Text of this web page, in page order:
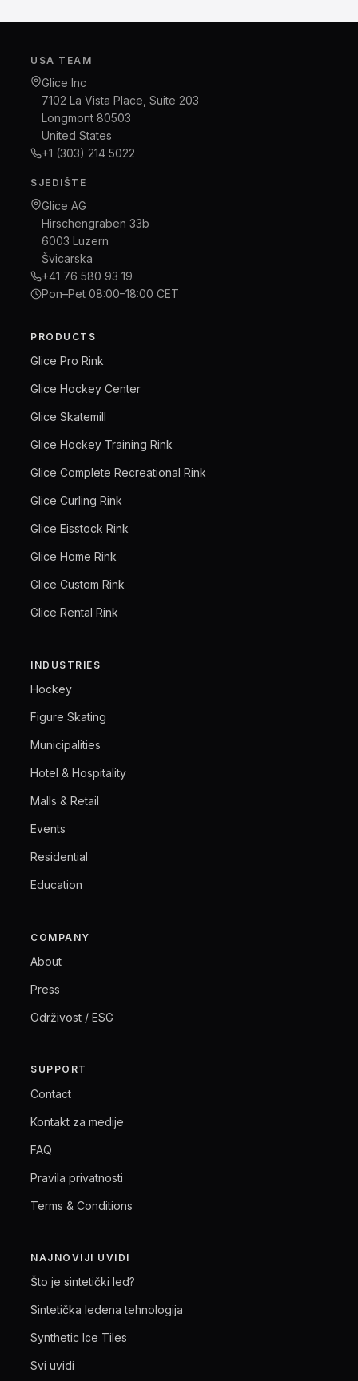
USA TEAM
Glice Inc
7102 La Vista Place, Suite 203
Longmont 80503
United States
+1 (303) 214 5022
SJEDIŠTE
Glice AG
Hirschengraben 33b
6003 Luzern
Švicarska
+41 76 580 93 19
Pon–Pet 08:00–18:00 CET
PRODUCTS
Glice Pro Rink
Glice Hockey Center
Glice Skatemill
Glice Hockey Training Rink
Glice Complete Recreational Rink
Glice Curling Rink
Glice Eisstock Rink
Glice Home Rink
Glice Custom Rink
Glice Rental Rink
INDUSTRIES
Hockey
Figure Skating
Municipalities
Hotel & Hospitality
Malls & Retail
Events
Residential
Education
COMPANY
About
Press
Održivost / ESG
SUPPORT
Contact
Kontakt za medije
FAQ
Pravila privatnosti
Terms & Conditions
NAJNOVIJI UVIDI
Što je sintetički led?
Sintetička ledena tehnologija
Synthetic Ice Tiles
Svi uvidi